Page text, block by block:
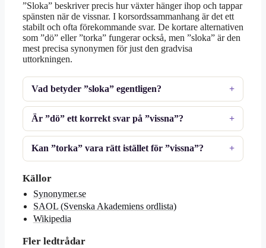
”Sloka” beskriver precis hur växter hänger ihop och tappar
spänsten när de vissnar. I korsordssammanhang är det ett
stabilt och ofta förekommande svar. De kortare alternativen
som ”dö” eller ”torka” fungerar också, men ”sloka” är den
mest precisa synonymen för just den gradvisa
uttorkningen.
Vad betyder ”sloka” egentligen?
Är ”dö” ett korrekt svar på ”vissna”?
Kan ”torka” vara rätt istället för ”vissna”?
Källor
Synonymer.se
SAOL (Svenska Akademiens ordlista)
Wikipedia
Fler ledtrådar